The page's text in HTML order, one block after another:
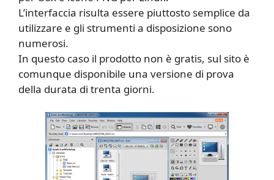
L’interfaccia risulta essere piuttosto semplice da
utilizzare e gli strumenti a disposizione sono
numerosi.
In questo caso il prodotto non è gratis, sul sito è
comunque disponibile una versione di prova
della durata di trenta giorni.